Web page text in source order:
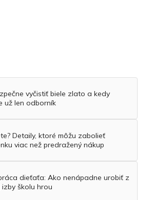
vyčistiť biele zlato a kedy
už len odborník
Detaily, ktoré môžu zabolieť
viac než predražený nákup
dieťaťa: Ako nenápadne urobiť z
školu hrou